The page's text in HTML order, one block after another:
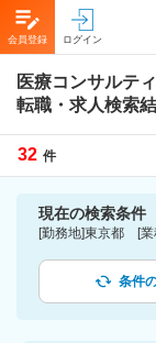
会員登録 ログイン
医療コンサルテ
転職・求人検索
32 件
現在の検索条件
条件